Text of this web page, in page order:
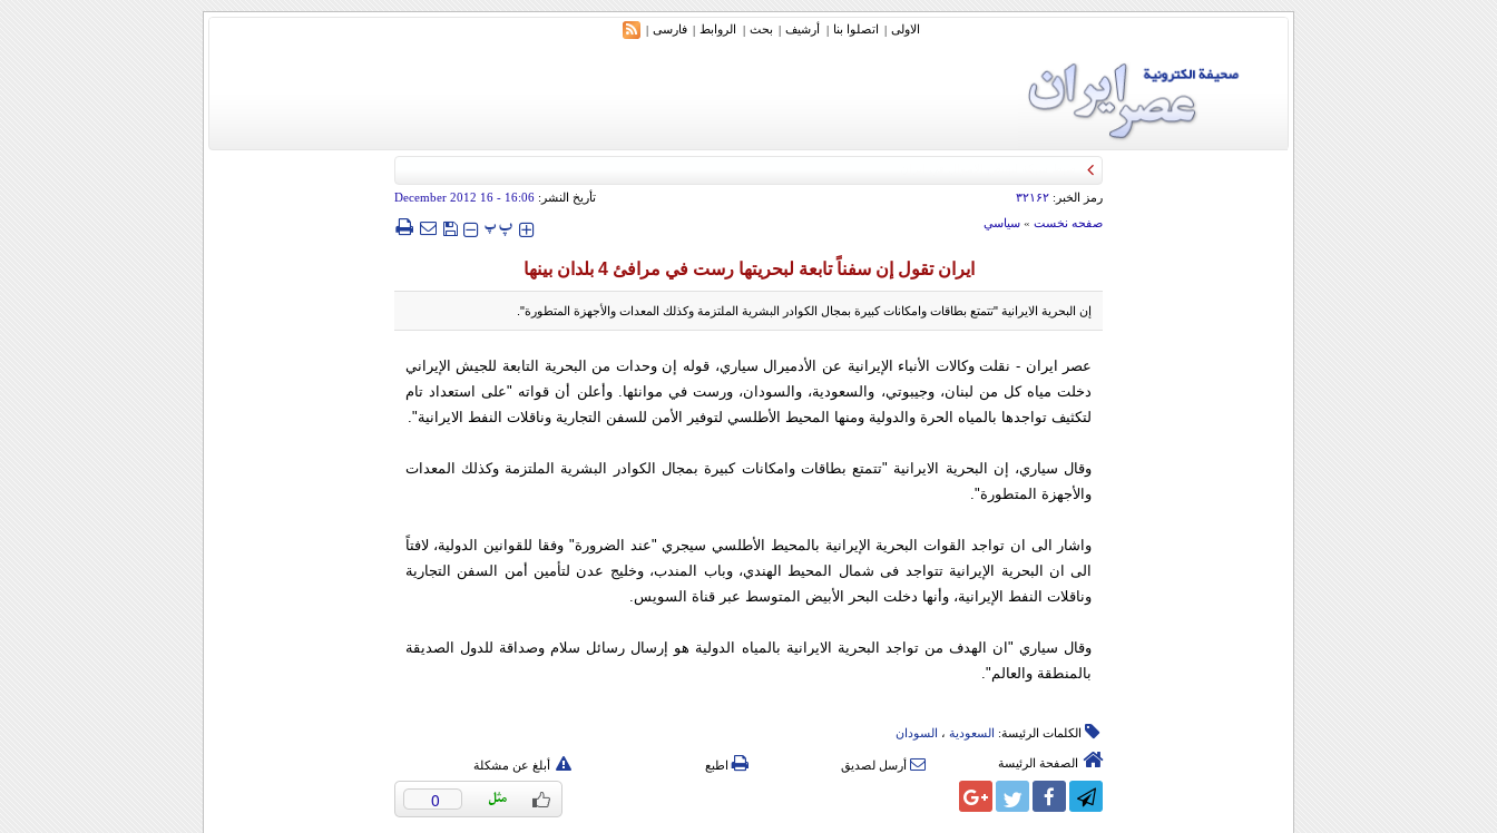
الاولی | اتصلوا بنا | أرشیف | بحث | الروابط | فارسی |
رمز الخبر: ۳۲۱۶۲ تأريخ النشر:16:06
- 16 December 2012
صفحه نخست» سياسي ‍‍‍ پپ
ايران تقول إن سفناً تابعة لبحريتها رست في مرافئ 4 بلدان بينها
إن البحریة الایرانیة "تتمتع بطاقات وامكانات كبیرة بمجال الكوادر البشریة الملتزمة وكذلك المعدات والأجهزة المتطورة".
عصر ایران - نقلت وكالات الأنباء الإيرانية عن الأدميرال سياري، قوله إن وحدات من البحریة التابعة للجیش الإیراني
دخلت میاه كل من لبنان، وجیبوتي، والسعودیة، والسودان، ورست في موانئها. وأعلن أن قواته "علی استعداد تام
لتكثیف تواجدها بالمیاه الحرة والدولیة ومنها المحیط الأطلسي لتوفیر الأمن للسفن التجاریة وناقلات النفط الایرانیة".
وقال سياري، إن البحریة الایرانیة "تتمتع بطاقات وامكانات كبیرة بمجال الكوادر البشریة الملتزمة وكذلك المعدات
والأجهزة المتطورة".
واشار الى ان تواجد القوات البحریة الإیرانیة بالمحیط الأطلسي سيجري "عند الضرورة" وفقا للقوانین الدولیة، لافتاً
الى ان البحریة الإیرانیة تتواجد فی شمال المحیط الهندي، وباب المندب، وخلیج عدن لتأمین أمن السفن التجاریة
وناقلات النفط الإیرانیة، وأنها دخلت البحر الأبیض المتوسط عبر قناة السویس.
وقال سياري "ان الهدف من تواجد البحریة الایرانیة بالمیاه الدولیة هو إرسال رسائل سلام وصداقة للدول الصدیقة
بالمنطقة والعالم".
الكلمات الرئيسة: السعودیة، السودان
الصفحة الرئيسة أرسل لصديق اطبع أبلغ عن مشكلة
0